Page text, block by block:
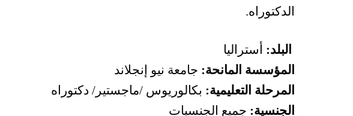
الدكتوراه.
البلد: أستراليا
المؤسسة المانحة: جامعة نيو إنجلاند
المرحلة التعليمية: بكالوريوس /ماجستير/ دكتوراه
الجنسية: جميع الجنسيات